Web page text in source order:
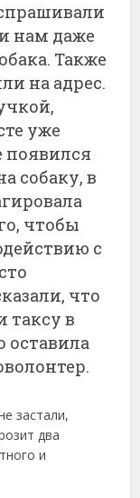
нам даже
Также
на адрес.
уже
появился
собаку, в
чтобы
с
что
таксу в
оставила
застали,
два
и